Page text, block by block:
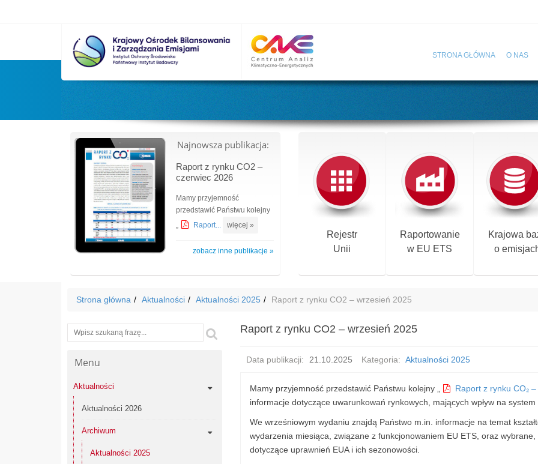
STRONA GŁÓWNA O NAS
Najnowsza publikacja:
Raport z rynku CO2 –
czerwiec 2026
Mamy przyjemność
przedstawić Państwu kolejny
„
Raport... więcej »
zobacz inne publikacje »
Rejestr
Unii
Raportowanie
w EU ETS
Krajowa
o
Strona główna Aktualności Aktualności 2025 Raport z rynku CO2 – wrzesień 2025
Wyszukiwarka Szukaj
Menu
Aktualności
Aktualności 2026
Archiwum
Aktualności 2025
Raport z rynku CO2 – wrzesień 2025
Data publikacji: 21.10.2025 Kategoria: Aktualności 2025
Mamy przyjemność przedstawić Państwu kolejny „ Raport z rynku CO₂
informacje dotyczące uwarunkowań rynkowych, mających wpływ na system
We wrześniowym wydaniu znajdą Państwo m.in. informacje na temat
wydarzenia miesiąca, związane z funkcjonowaniem EU ETS, oraz
dotyczące uprawnień EUA i ich sezonowości.